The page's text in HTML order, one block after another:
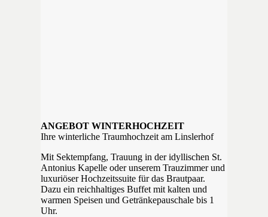
ANGEBOT WINTERHOCHZEIT
Ihre winterliche Traumhochzeit am Linslerhof
Mit Sektempfang, Trauung in der idyllischen St.
Antonius Kapelle oder unserem Trauzimmer und
luxuriöser Hochzeitssuite für das Brautpaar.
Dazu ein reichhaltiges Buffet mit kalten und
warmen Speisen und Getränkepauschale bis 1
Uhr.